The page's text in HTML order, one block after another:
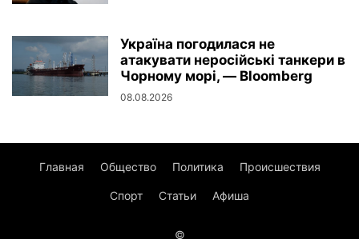
Україна погодилася не
атакувати неросійські танкери в
Чорному морі, — Bloomberg
08.08.2026
Главная Общество Политика Происшествия
Спорт Статьи Афиша
©